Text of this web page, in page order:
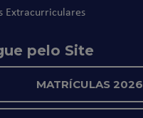
Extracurriculares
pelo Site
MATRÍCULAS 2026